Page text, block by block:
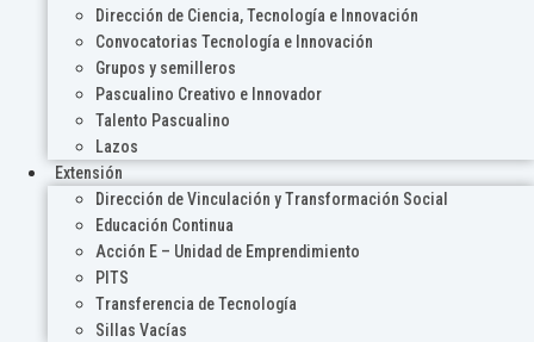
Dirección de Ciencia, Tecnología e Innovación
Convocatorias Tecnología e Innovación
Grupos y semilleros
Pascualino Creativo e Innovador
Talento Pascualino
Lazos
Extensión
Dirección de Vinculación y Transformación Social
Educación Continua
Acción E – Unidad de Emprendimiento
PITS
Transferencia de Tecnología
Sillas Vacías